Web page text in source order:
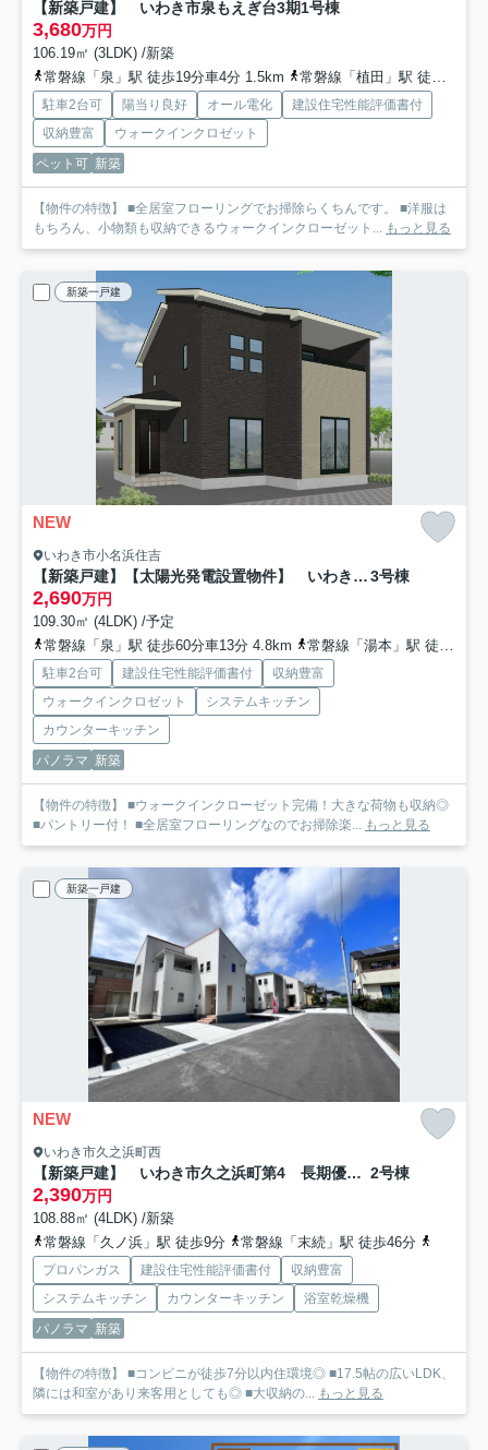
【新築戸建】 いわき市泉もえぎ台3期1号棟
3,680万円
106.19㎡ (3LDK) /新築
常磐線「泉」駅 徒歩19分車4分 1.5km
常磐線「植田」駅 徒歩78分車12分 8.7km
駐車2台可 陽当り良好 オール電化
建設住宅性能評価書付
収納豊富
ウォークインクロゼット
ペット可 新築
【物件の特徴】 ■全居室フローリングでお掃除らくちんです。 ■洋服は
もちろん、小物類も収納できるウォークインクローゼット... もっと見る
新築一戸建
NEW
いわき市小名浜住吉
【新築戸建】【太陽光発電設置物件】 いわき市小名浜住吉5期 3号棟
2,690万円
109.30㎡ (4LDK) /予定
常磐線「泉」駅 徒歩60分車13分 4.8km
常磐線「湯本」駅 徒歩70分車15分 8.6km
駐車2台可 建設住宅性能評価書付
収納豊富
ウォークインクロゼット
システムキッチン
カウンターキッチン
パノラマ 新築
【物件の特徴】 ■ウォークインクローゼット完備！大きな荷物も収納◎
■パントリー付！ ■全居室フローリングなのでお掃除楽... もっと見る
新築一戸建
NEW
いわき市久之浜町西
【新築戸建】 いわき市久之浜町第4 長期優良住宅 2号棟
2,390万円
108.88㎡ (4LDK) /新築
常磐線「久ノ浜」駅 徒歩9分
常磐線「末続」駅 徒歩46分
プロパンガス 建設住宅性能評価書付
収納豊富
システムキッチン
カウンターキッチン
浴室乾燥機
パノラマ 新築
【物件の特徴】 ■コンビニが徒歩7分以内住環境◎ ■17.5帖の広いLDK、
隣には和室があり来客用としても◎ ■大収納の... もっと見る